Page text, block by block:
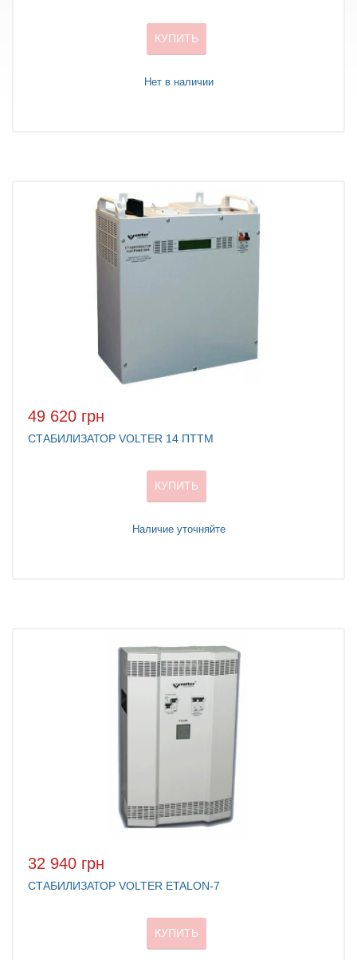
КУПИТЬ
Нет в наличии
49 620 грн
СТАБИЛИЗАТОР VOLTER 14 ПТТМ
КУПИТЬ
Наличие уточняйте
32 940 грн
СТАБИЛИЗАТОР VOLTER ETALON-7
КУПИТЬ